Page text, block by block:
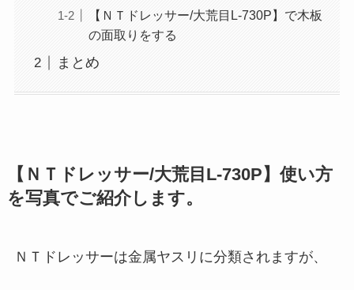
【ＮＴドレッサー/大荒目L-730P】で木板
の面取りをする
まとめ
【ＮＴドレッサー/大荒目L-730P】使い方
を写真でご紹介します。
ＮＴドレッサーは金属ヤスリに分類されますが、